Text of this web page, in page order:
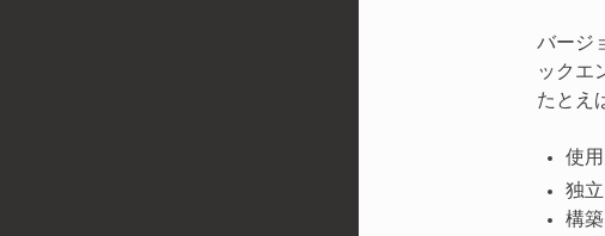
バージ
ックエ
たとえ
使
独
構